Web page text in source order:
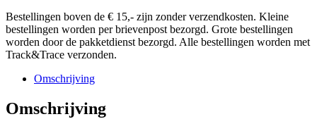
Bestellingen boven de € 15,- zijn zonder verzendkosten. Kleine
bestellingen worden per brievenpost bezorgd. Grote bestellingen
worden door de pakketdienst bezorgd. Alle bestellingen worden met
Track&Trace verzonden.
Omschrijving
Omschrijving